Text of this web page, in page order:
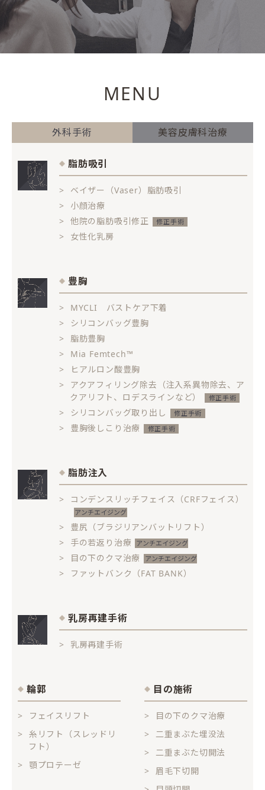
MENU
外科手術 美容皮膚科治療
脂肪吸引
ベイザー（Vaser）脂肪吸引
小顔治療
他院の脂肪吸引修正
女性化乳房
豊胸
MYCLI バストケア下着
シリコンバッグ豊胸
脂肪豊胸
Mia Femtech™
ヒアルロン酸豊胸
アクアフィリング除去（注入系異物除去、ア
クアリフト、ロデスラインなど）
シリコンバッグ取り出し
豊胸後しこり治療
脂肪注入
コンデンスリッチフェイス（CRFフェイス）
豊尻（ブラジリアンバットリフト）
手の若返り治療
目の下のクマ治療
ファットバンク（FAT BANK）
乳房再建手術
乳房再建手術
輪郭
フェイスリフト
糸リフト（スレッドリ
フト）
顎プロテーゼ
目の施術
目の下のクマ治療
二重まぶた埋没法
二重まぶた切開法
眉毛下切開